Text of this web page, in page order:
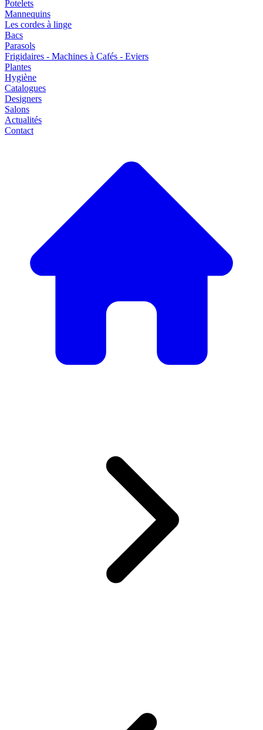
Potelets
Mannequins
Les cordes à linge
Bacs
Parasols
Frigidaires - Machines à Cafés - Eviers
Plantes
Hygiène
Catalogues
Designers
Salons
Actualités
Contact